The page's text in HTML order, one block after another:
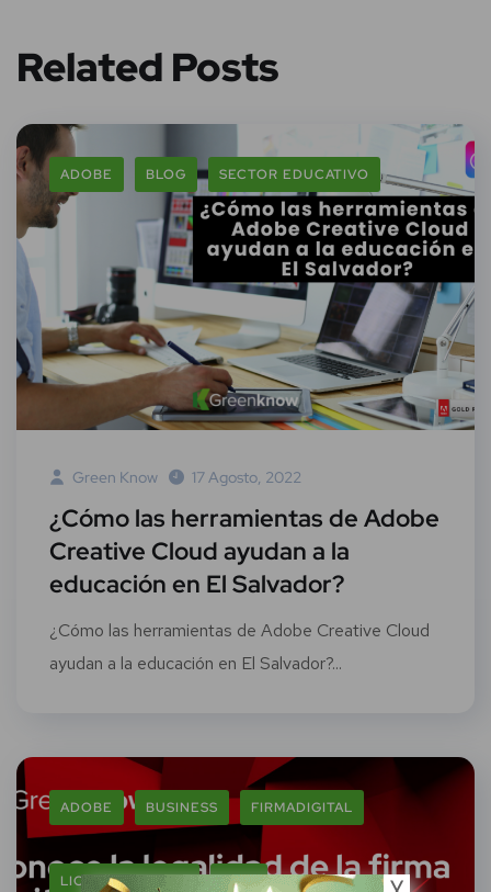
Related Posts
ADOBE BLOG SECTOR EDUCATIVO
Green Know 17 Agosto, 2022
¿Cómo las herramientas de Adobe
Creative Cloud ayudan a la
educación en El Salvador?
¿Cómo las herramientas de Adobe Creative Cloud
ayudan a la educación en El Salvador?...
ADOBE BUSINESS FIRMADIGITAL
LICENCIAMIENTO SIGN